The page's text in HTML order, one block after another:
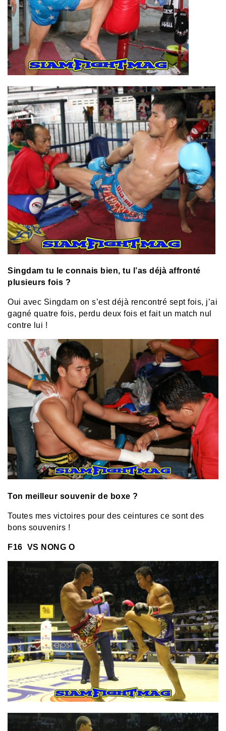
Singdam tu le connais bien, tu l’as déjà affronté
plusieurs fois ?
Oui avec Singdam on s’est déjà rencontré sept fois, j’ai
gagné quatre fois, perdu deux fois et fait un match nul
contre lui !
Ton meilleur souvenir de boxe ?
Toutes mes victoires pour des ceintures ce sont des
bons souvenirs !
F16 VS NONG O